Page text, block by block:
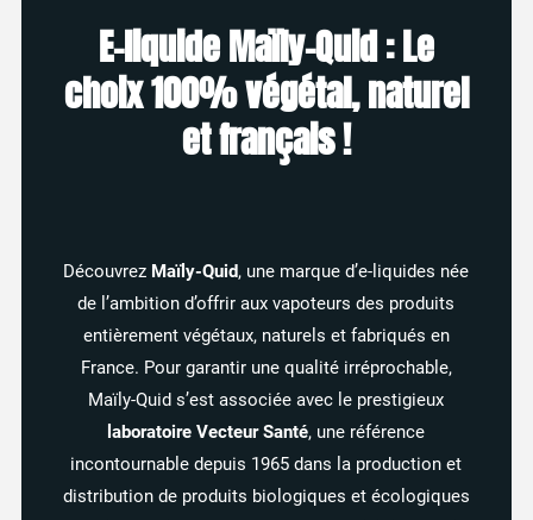
E-liquide Maïly-Quid : Le
choix 100% végétal, naturel
et français !
Découvrez Maïly-Quid, une marque d’e-liquides née
de l’ambition d’offrir aux vapoteurs des produits
entièrement végétaux, naturels et fabriqués en
France. Pour garantir une qualité irréprochable,
Maïly-Quid s’est associée avec le prestigieux
laboratoire Vecteur Santé, une référence
incontournable depuis 1965 dans la production et
distribution de produits biologiques et écologiques